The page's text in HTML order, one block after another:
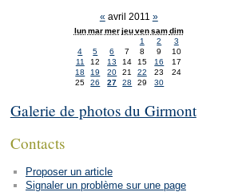
« avril 2011 »
lun mar mer jeu ven sam dim
1
2
3
4
5 6 7 8 9
10
11
12 13 14 15 16
17
18
19 20 21 22 23
24
25
26 27 28 29 30
Galerie de photos du Girmont
Contacts
Proposer un article
Signaler un problème sur une page